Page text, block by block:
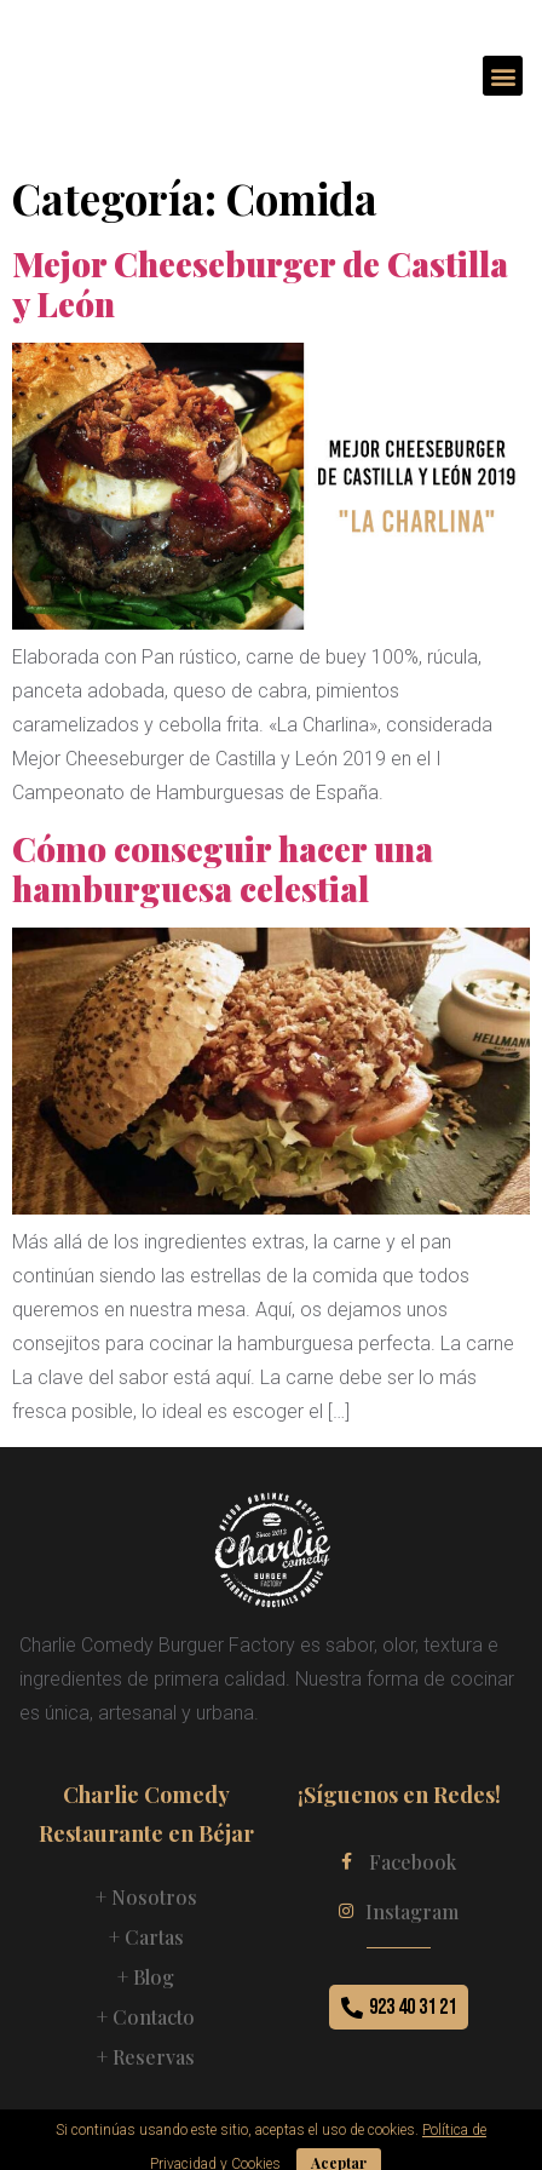
Categoría: Comida
Mejor Cheeseburger de Castilla
y León
Elaborada con Pan rústico, carne de buey 100%, rúcula,
panceta adobada, queso de cabra, pimientos
caramelizados y cebolla frita. «La Charlina», considerada
Mejor Cheeseburger de Castilla y León 2019 en el I
Campeonato de Hamburguesas de España.
Cómo conseguir hacer una
hamburguesa celestial
Más allá de los ingredientes extras, la carne y el pan
continúan siendo las estrellas de la comida que todos
queremos en nuestra mesa. Aquí, os dejamos unos
consejitos para cocinar la hamburguesa perfecta. La carne
La clave del sabor está aquí. La carne debe ser lo más
fresca posible, lo ideal es escoger el […]
Charlie Comedy Burguer Factory es sabor, olor, textura e
ingredientes de primera calidad. Nuestra forma de cocinar
es única, artesanal y urbana.
Charlie Comedy
Restaurante en Béjar
+ Nosotros
+ Cartas
+ Blog
+ Contacto
+ Reservas
¡Síguenos en Redes!
Facebook
Instagram
923 40 31 21
Si continúas usando este sitio, aceptas el uso de cookies. Política de
Privacidad y Cookies
Aceptar